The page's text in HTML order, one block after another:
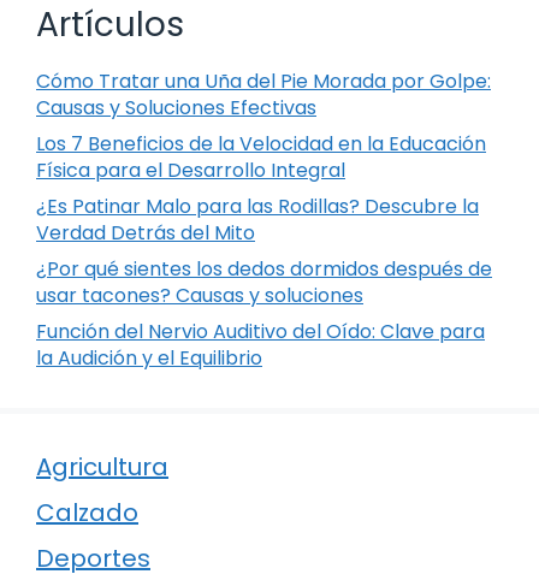
Artículos
Cómo Tratar una Uña del Pie Morada por Golpe:
Causas y Soluciones Efectivas
Los 7 Beneficios de la Velocidad en la Educación
Física para el Desarrollo Integral
¿Es Patinar Malo para las Rodillas? Descubre la
Verdad Detrás del Mito
¿Por qué sientes los dedos dormidos después de
usar tacones? Causas y soluciones
Función del Nervio Auditivo del Oído: Clave para
la Audición y el Equilibrio
Agricultura
Calzado
Deportes